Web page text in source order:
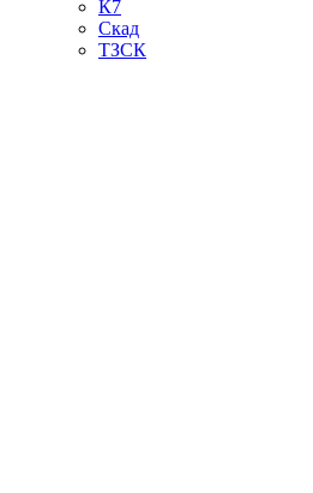
К7
Скад
ТЗСК